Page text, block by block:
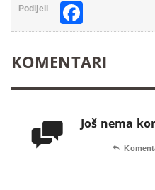
Podijeli
KOMENTARI
 Još nema
